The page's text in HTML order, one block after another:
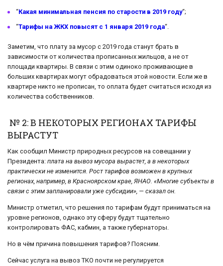
“Какая минимальная пенсия по старости в 2019 году“;
“Тарифы на ЖКХ повысят с 1 января 2019 года“.
Заметим, что плату за мусор с 2019 года станут брать в
зависимости от количества прописанных жильцов, а не от
площади квартиры. В связи с этим одиноко проживающие в
больших квартирах могут обрадоваться этой новости. Если же в
квартире никто не прописан, то оплата будет считаться исходя из
количества собственников.
№ 2: В НЕКОТОРЫХ РЕГИОНАХ ТАРИФЫ
ВЫРАСТУТ
Как сообщил Министр природных ресурсов на совещании у
Президента: плата на вывоз мусора вырастет, а в некоторых
практически не изменится. Рост тарифов возможен в крупных
регионах, например, в Красноярском крае, ЯНАО. «Многие субъекты в
связи с этим запланировали уже субсидии», — сказал он.
Министр отметил, что решения по тарифам будут приниматься на
уровне регионов, однако эту сферу будут тщательно
контролировать ФАС, кабмин, а также губернаторы.
Но в чём причина повышения тарифов? Поясним.
Сейчас услуга на вывоз ТКО почти не регулируется